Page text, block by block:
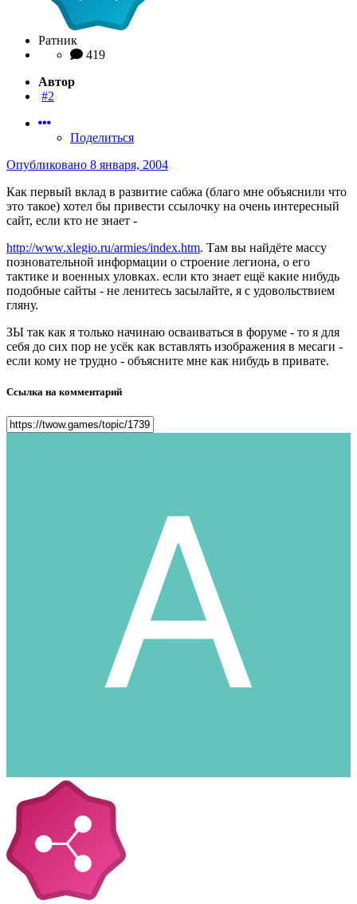
Ратник
419
Автор
#2
Поделиться
Опубликовано 8 января, 2004
Как первый вклад в развитие сабжа (благо мне объяснили что
это такое) хотел бы привести ссылочку на очень интересный
сайт, если кто не знает -
http://www.xlegio.ru/armies/index.htm. Там вы найдёте массу
позновательной информации о строение легиона, о его
тактике и военных уловках. если кто знает ещё какие нибудь
подобные сайты - не ленитесь засылайте, я с удовольствием
гляну.
ЗЫ так как я только начинаю осваиваться в форуме - то я для
себя до сих пор не усёк как вставлять изображения в месаги -
если кому не трудно - объясните мне как нибудь в привате.
Ссылка на комментарий